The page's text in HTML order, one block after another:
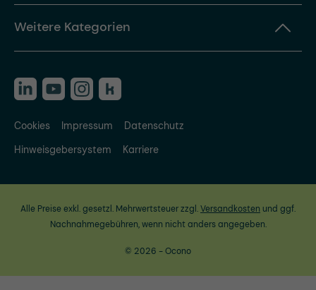
Weitere Kategorien
Cookies Impressum
Datenschutz
Hinweisgebersystem
Karriere
Alle Preise exkl. gesetzl. Mehrwertsteuer zzgl.Versandkosten und ggf.
Nachnahmegebühren, wenn nicht anders angegeben.
© 2026 - Ocono